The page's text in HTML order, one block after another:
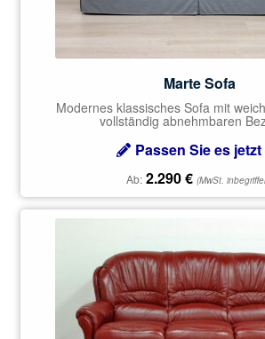
Marte Sofa
Modernes klassisches Sofa mit
vollständig abnehmbaren
Passen Sie es jetzt
Ab: 2.290€ (MwSt.